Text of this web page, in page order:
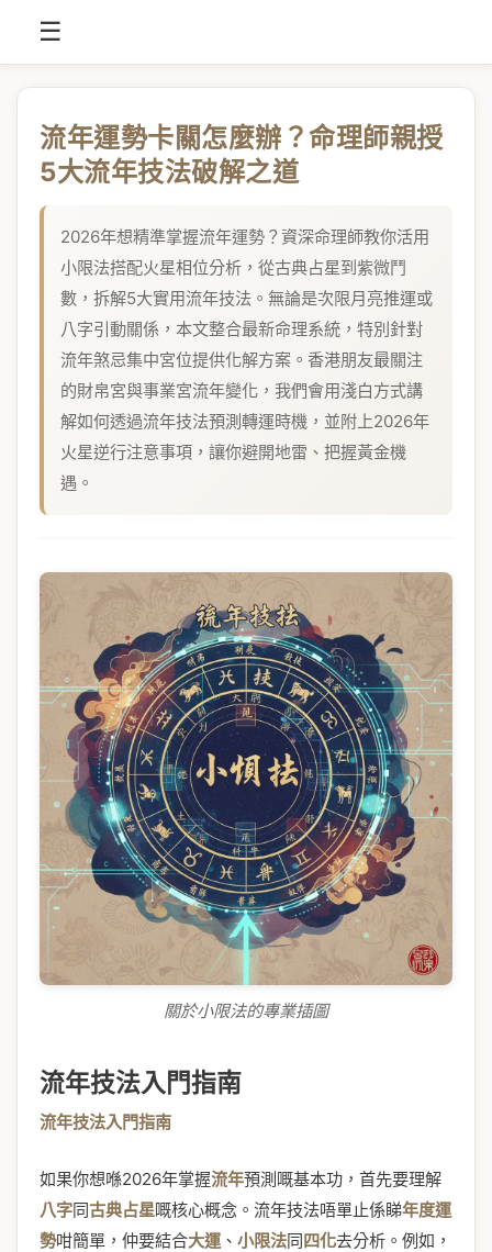
☰
流年運勢卡關怎麼辦？命理師親授
5大流年技法破解之道
2026年想精準掌握流年運勢？資深命理師教你活用
小限法搭配火星相位分析，從古典占星到紫微鬥
數，拆解5大實用流年技法。無論是次限月亮推運或
八字引動關係，本文整合最新命理系統，特別針對
流年煞忌集中宮位提供化解方案。香港朋友最關注
的財帛宮與事業宮流年變化，我們會用淺白方式講
解如何透過流年技法預測轉運時機，並附上2026年
火星逆行注意事項，讓你避開地雷、把握黃金機
遇。
關於小限法的專業插圖
流年技法入門指南
流年技法入門指南
如果你想喺2026年掌握流年預測嘅基本功，首先要理解
八字同古典占星嘅核心概念。流年技法唔單止係睇年度運
勢咁簡單，仲要結合大運 、 小限法同四化去分析。例如，